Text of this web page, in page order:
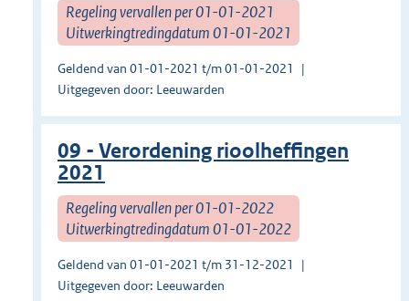
Regeling vervallen per 01-01-2021
Uitwerkingtredingdatum 01-01-2021
Geldend van 01-01-2021 t/m 01-01-2021
Uitgegeven door: Leeuwarden
09 - Verordening rioolheffingen
2021
Regeling vervallen per 01-01-2022
Uitwerkingtredingdatum 01-01-2022
Geldend van 01-01-2021 t/m 31-12-2021
Uitgegeven door: Leeuwarden